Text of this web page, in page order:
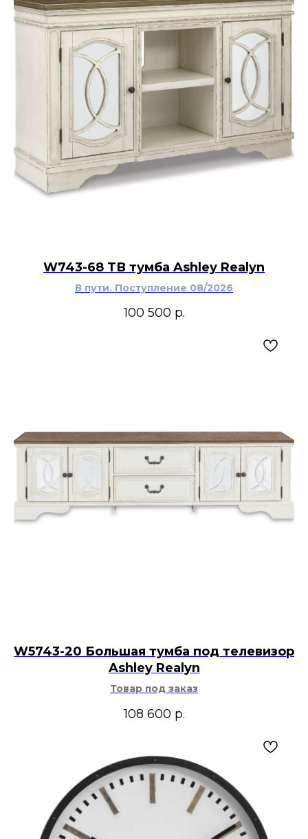
W743-68 ТВ тумба Ashley Realyn
В пути. Поступление 08/2026
100 500 р.
W5743-20 Большая тумба под телевизор
Ashley Realyn
Товар под заказ
108 600 р.